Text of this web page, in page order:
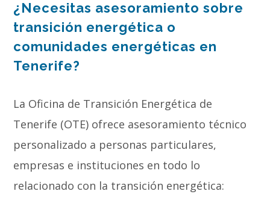
¿Necesitas asesoramiento sobre
transición energética o
comunidades energéticas en
Tenerife?
La Oficina de Transición Energética de
Tenerife (OTE) ofrece asesoramiento técnico
personalizado a personas particulares,
empresas e instituciones en todo lo
relacionado con la transición energética: